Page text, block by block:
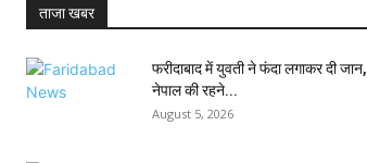
ताजा खबर
फरीदाबाद में युवती ने फंदा लगाकर दी जान,
नेपाल की रहने...
August 5, 2026